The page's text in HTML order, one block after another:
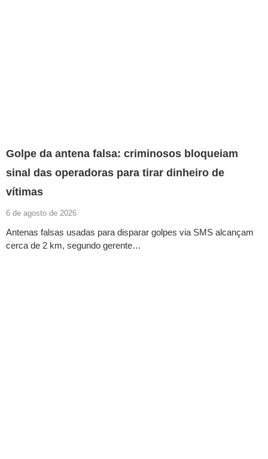
Golpe da antena falsa: criminosos bloqueiam
sinal das operadoras para tirar dinheiro de
vítimas
6 de agosto de 2026
Antenas falsas usadas para disparar golpes via SMS alcançam
cerca de 2 km, segundo gerente…